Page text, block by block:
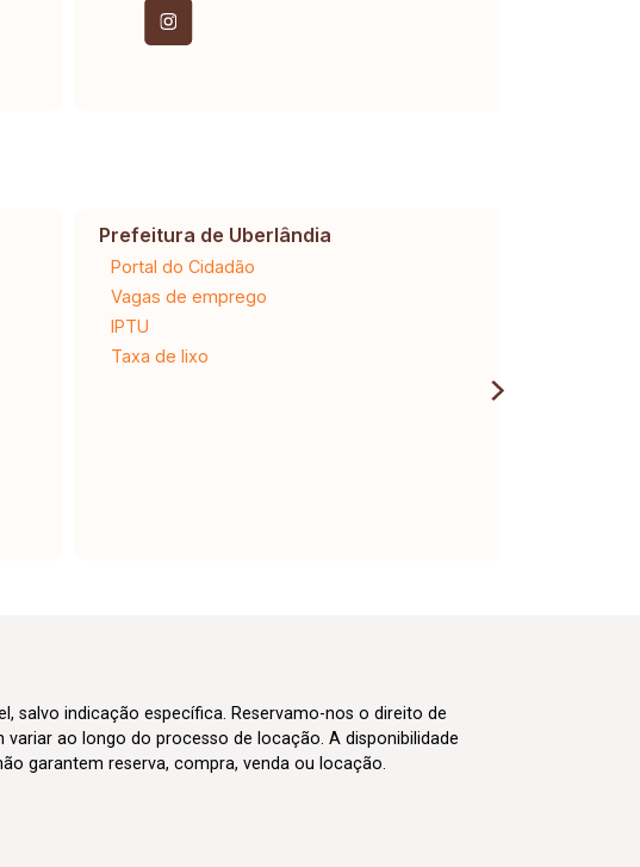
Prefeitura de Uberlândia
Portal do Cidadão
Vagas de emprego
IPTU
Taxa de lixo
salvo indicação específica. Reservamo-nos o direito de
ao longo do processo de locação. A disponibilidade
garantem reserva, compra, venda ou locação.